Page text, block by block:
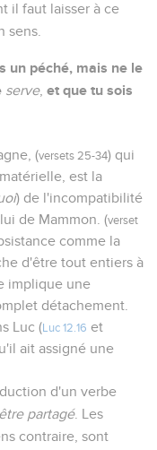
il faut laisser à ce
sens.
un péché, mais ne le
serve, et que tu sois
(versets 25-34) qui
est la
) de l'incompatibilité
de Mammon. (verset
comme la
d'être tout entiers à
implique une
détachement.
Luc ( Luc 12.16 et
ait assigné une
d'un verbe
être partagé. Les
contraire, sont